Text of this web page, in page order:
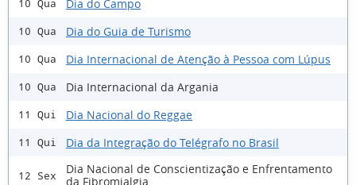
10 Qua Dia do Campo
10 Qua Dia do Guia de Turismo
10 Qua Dia Internacional de Atenção à Pessoa com Lúpus
10 Qua Dia Internacional da Argania
11 Qui Dia Nacional do Reggae
11 Qui Dia da Integração do Telégrafo no Brasil
12 Sex
Dia Nacional de Conscientização e Enfrentamento
da Fibromialgia